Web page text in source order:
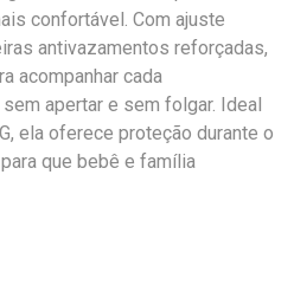
confortável. Com ajuste
antivazamentos reforçadas,
acompanhar cada
apertar e sem folgar. Ideal
ela oferece proteção durante o
que bebê e família